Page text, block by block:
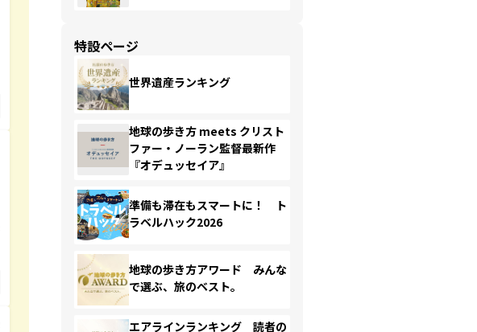
特設ページ
世界遺産ランキング
地球の歩き方 meets クリスト
ファー・ノーラン監督最新作
『オデュッセイア』
準備も滞在もスマートに！ ト
ラベルハック2026
地球の歩き方アワード みんな
で選ぶ、旅のベスト。
エアラインランキング 読者の